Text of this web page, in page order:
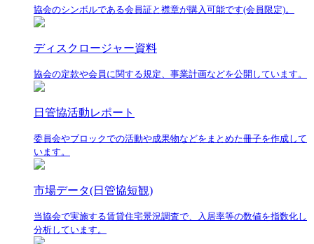
協会のシンボルである会員証と襟章が購入可能です(会員限定)。
ディスクロージャー資料
協会の定款や会員に関する規定、事業計画などを公開しています。
日管協活動レポート
委員会やブロックでの活動や成果物などをまとめた冊子を作成して
います。
市場データ(日管協短観)
当協会で実施する賃貸住宅景況調査で、入居率等の数値を指数化し
分析しています。